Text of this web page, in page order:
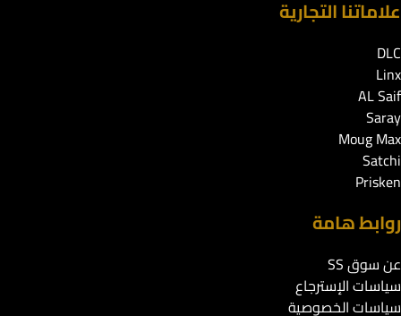
علاماتنا التجارية
DLC
Linx
AL Saif
Saray
Moug Max
Satchi
Prisken
روابط هامة
عن سوق SS
سياسات الإسترجاع
سياسات الخصوصية